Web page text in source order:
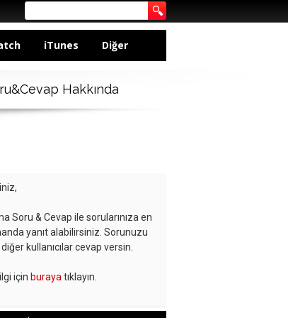
iTunes Diğer
Hakkında
Soru & Cevap ile sorularınıza en
yanıt alabilirsiniz. Sorunuzu
kullanıcılar cevap versin.
için buraya tıklayın.